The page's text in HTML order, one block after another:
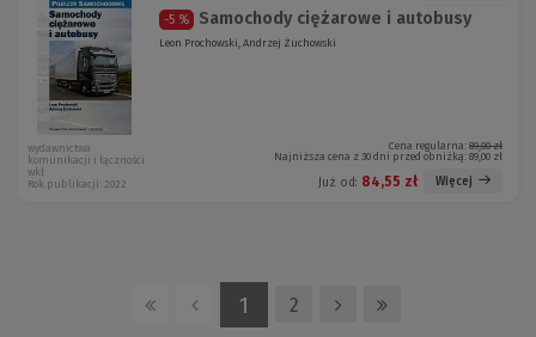
-5 % Samochody ciężarowe i autobusy
Leon Prochowski, Andrzej Żuchowski
Cena regularna: 89,00 zł
Najniższa cena z 30 dni przed obniżką: 89,00 zł
Już od: 84,55 zł Więcej
wydawnictwa
komunikacji i łączności
wkł
Rok publikacji: 2022
1 2